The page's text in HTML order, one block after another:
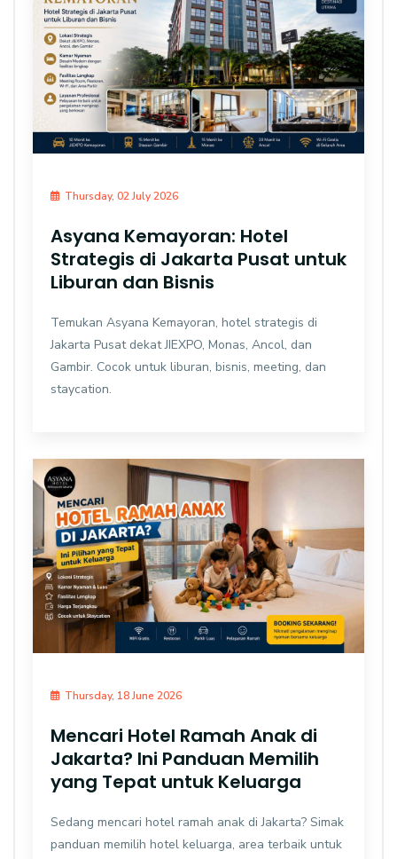
Thursday, 02 July 2026
Asyana Kemayoran: Hotel
Strategis di Jakarta Pusat untuk
Liburan dan Bisnis
Temukan Asyana Kemayoran, hotel strategis di
Jakarta Pusat dekat JIEXPO, Monas, Ancol, dan
Gambir. Cocok untuk liburan, bisnis, meeting, dan
staycation.
Thursday, 18 June 2026
Mencari Hotel Ramah Anak di
Jakarta? Ini Panduan Memilih
yang Tepat untuk Keluarga
Sedang mencari hotel ramah anak di Jakarta? Simak
panduan memilih hotel keluarga, area terbaik untuk